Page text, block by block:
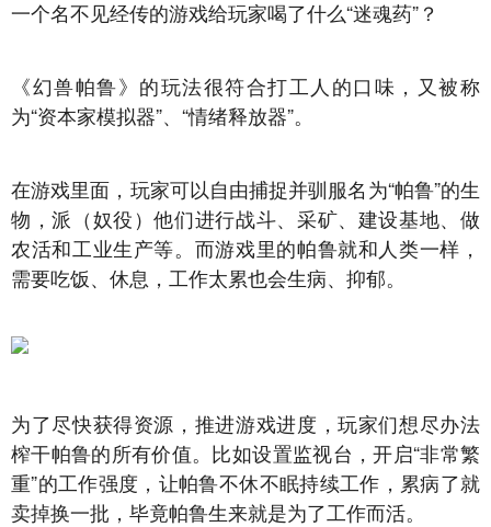
一个名不见经传的游戏给玩家喝了什么“迷魂药”？
《幻兽帕鲁》的玩法很符合打工人的口味，又被称
为“资本家模拟器”、“情绪释放器”。
在游戏里面，玩家可以自由捕捉并驯服名为“帕鲁”的生
物，派（奴役）他们进行战斗、采矿、建设基地、做
农活和工业生产等。而游戏里的帕鲁就和人类一样，
需要吃饭、休息，工作太累也会生病、抑郁。
为了尽快获得资源，推进游戏进度，玩家们想尽办法
榨干帕鲁的所有价值。比如设置监视台，开启“非常繁
重”的工作强度，让帕鲁不休不眠持续工作，累病了就
卖掉换一批，毕竟帕鲁生来就是为了工作而活。